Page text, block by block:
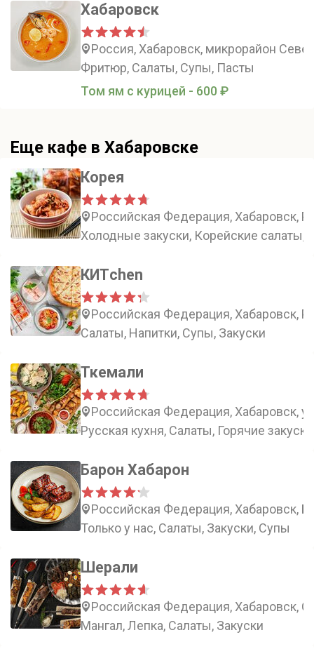
Хабаровск
Россия, Хабаровск, микрорайон
Фритюр, Салаты, Супы, Пасты
Том ям с курицей - 600 ₽
Еще кафе в Хабаровске
Корея
Российская Федерация, Хабаровск,
Холодные закуски, Корейские
КИТchen
Российская Федерация, Хабаровск,
Салаты, Напитки, Супы, Закуски
Ткемали
Российская Федерация, Хабаровск,
Русская кухня, Салаты, Горячие
Барон Хабарон
Российская Федерация, Хабаровск,
Только у нас, Салаты, Закуски, Супы
Шерали
Российская Федерация, Хабаровск,
Мангал, Лепка, Салаты, Закуски